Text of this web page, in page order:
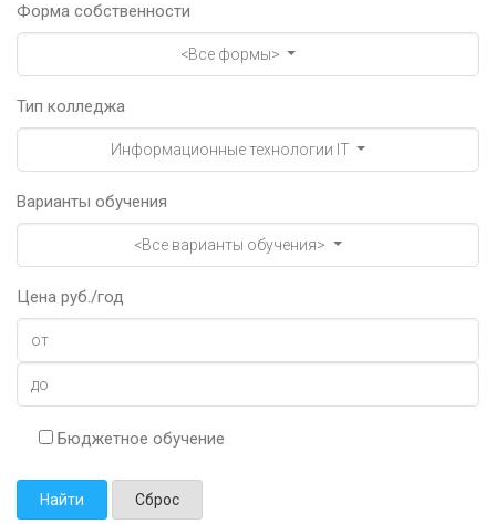
Форма собственности
<Все формы>
Тип колледжа
Информационные технологии IT
Варианты обучения
<Все варианты обучения>
Цена руб./год
Бюджетное обучение
Найти Сброс